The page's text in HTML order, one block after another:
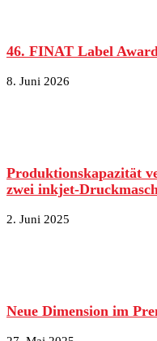
46. FINAT Label
8. Juni 2026
Produktionskapazität
zwei inkjet-
2. Juni 2025
Neue Dimension im